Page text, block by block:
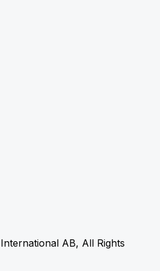
AB, All Rights